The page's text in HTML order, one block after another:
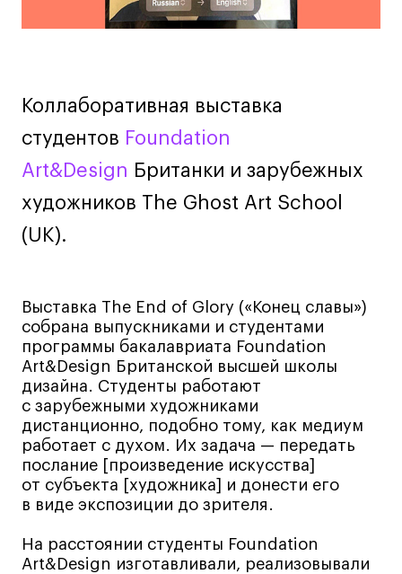
Интенсивы
Мода
Маркетинг
Контент
Иллюстрация
Лайфстайл
Навыки предпринимателя и управленца
Онлайн
Маркетинг и генерация лидов
Искусство
Фотография
Очно + онлайн
Все программы
Техникум
Коллаборативная выставка
студентов Foundation
Art&Design Британки и зарубежных
художников The Ghost Art School
(UK).
Выставка The End of Glory («Конец славы»)
собрана выпускниками и студентами
программы бакалавриата Foundation
Art&Design Британской высшей школы
дизайна. Студенты работают
с зарубежными художниками
дистанционно, подобно тому, как медиум
работает с духом. Их задача — передать
послание [произведение искусства]
от субъекта [художника] и донести его
в виде экспозиции до зрителя.
На расстоянии студенты Foundation
Art&Design изготавливали, реализовывали